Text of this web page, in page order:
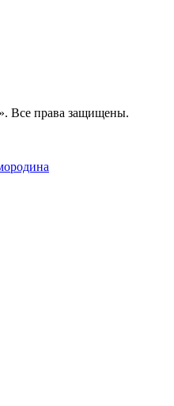
Все права защищены.